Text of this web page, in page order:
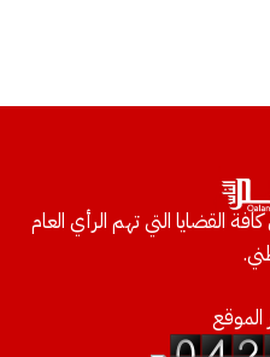
القضايا التي تهم الرأي العام
الموقع